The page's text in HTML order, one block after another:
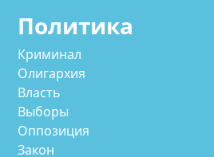
Политика
Криминал
Олигархия
Власть
Выборы
Оппозиция
Закон